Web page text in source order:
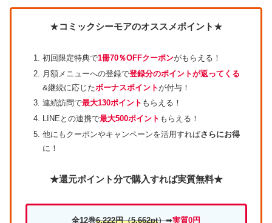
★コミックシーモアのオススメポイント ★
初回限定特典で1冊70％OFFクーポンがもらえる！
月額メニューへの登録で登録分のポイントが返ってくる
&継続に応じたボーナスポイントが付与！
連続訪問で最大130ポイント もらえる！
LINEとの連携で最大500ポイント もらえる！
他にもクーポンやキャンペーンを活用すればさらにお得
に！
★還元ポイント分で購入すれば実質無料★
全12巻6,222円（5,662pt）➡実質0円